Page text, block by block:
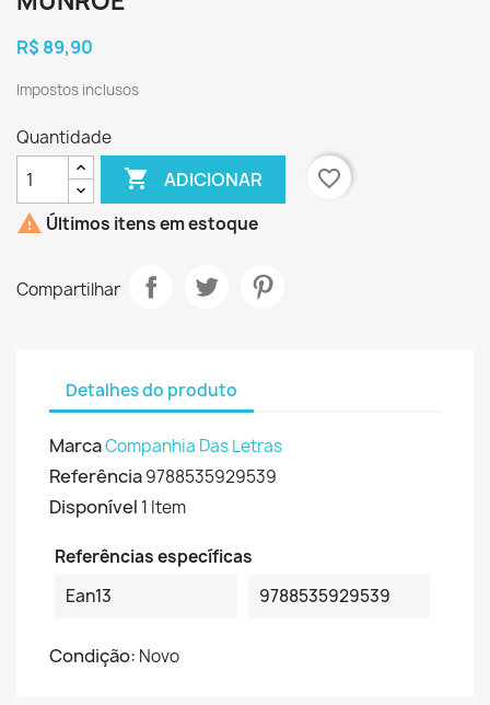
R$ 89,90
Impostos inclusos
Quantidade
 ADICIONAR
favorite_border
 Últimos itens em estoque
Compartilhar
Detalhes do produto
MarcaCompanhia Das Letras
Referência9788535929539
Disponível 1 Item
Referências específicas
Ean13
9788535929539
Condição: Novo